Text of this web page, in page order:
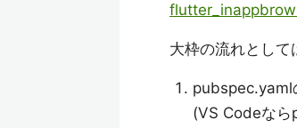
大枠の流れとして
pubspec.yaml
(VS Codeなら